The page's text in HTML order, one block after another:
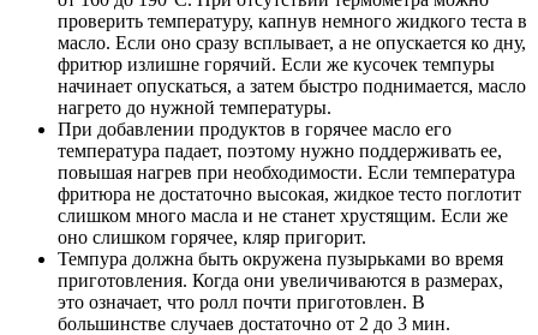
проверить температуру, капнув немного жидкого теста в
масло. Если оно сразу всплывает, а не опускается ко дну,
фритюр излишне горячий. Если же кусочек темпуры
начинает опускаться, а затем быстро поднимается, масло
нагрето до нужной температуры.
При добавлении продуктов в горячее масло его
температура падает, поэтому нужно поддерживать ее,
повышая нагрев при необходимости. Если температура
фритюра не достаточно высокая, жидкое тесто поглотит
слишком много масла и не станет хрустящим. Если же
оно слишком горячее, кляр пригорит.
Темпура должна быть окружена пузырьками во время
приготовления. Когда они увеличиваются в размерах,
это означает, что ролл почти приготовлен. В
большинстве случаев достаточно от 2 до 3 мин.